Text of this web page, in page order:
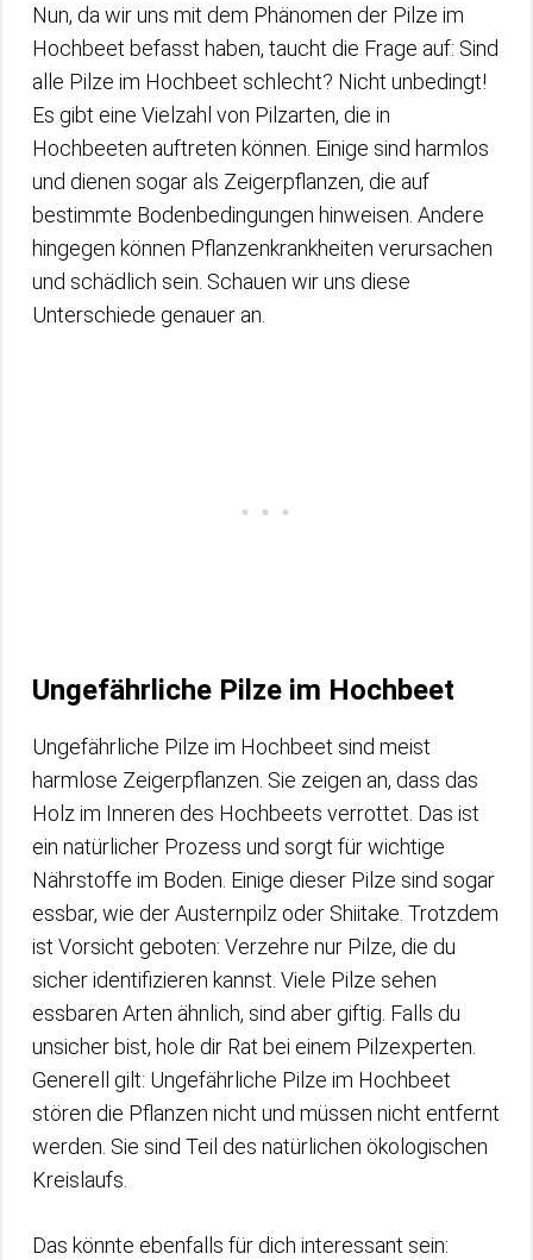
Nun, da wir uns mit dem Phänomen der Pilze im
Hochbeet befasst haben, taucht die Frage auf: Sind
alle Pilze im Hochbeet schlecht? Nicht unbedingt!
Es gibt eine Vielzahl von Pilzarten, die in
Hochbeeten auftreten können. Einige sind harmlos
und dienen sogar als Zeigerpflanzen, die auf
bestimmte Bodenbedingungen hinweisen. Andere
hingegen können Pflanzenkrankheiten verursachen
und schädlich sein. Schauen wir uns diese
Unterschiede genauer an.
Ungefährliche Pilze im Hochbeet
Ungefährliche Pilze im Hochbeet sind meist
harmlose Zeigerpflanzen. Sie zeigen an, dass das
Holz im Inneren des Hochbeets verrottet. Das ist
ein natürlicher Prozess und sorgt für wichtige
Nährstoffe im Boden. Einige dieser Pilze sind sogar
essbar, wie der Austernpilz oder Shiitake. Trotzdem
ist Vorsicht geboten: Verzehre nur Pilze, die du
sicher identifizieren kannst. Viele Pilze sehen
essbaren Arten ähnlich, sind aber giftig. Falls du
unsicher bist, hole dir Rat bei einem Pilzexperten.
Generell gilt: Ungefährliche Pilze im Hochbeet
stören die Pflanzen nicht und müssen nicht entfernt
werden. Sie sind Teil des natürlichen ökologischen
Kreislaufs.
Das könnte ebenfalls für dich interessant sein: